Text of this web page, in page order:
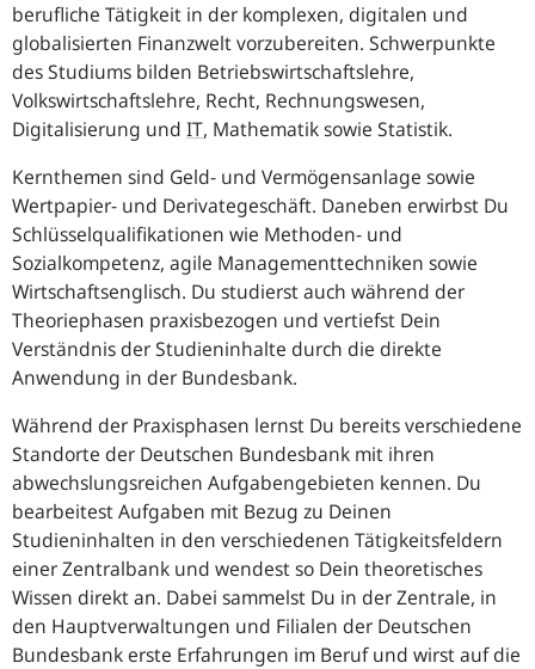
berufliche Tätigkeit in der komplexen, digitalen und
globalisierten Finanzwelt vorzubereiten. Schwerpunkte
des Studiums bilden Betriebswirtschaftslehre,
Volkswirtschaftslehre, Recht, Rechnungswesen,
Digitalisierung und IT, Mathematik sowie Statistik.
Kernthemen sind Geld- und Vermögensanlage sowie
Wertpapier- und Derivategeschäft. Daneben erwirbst Du
Schlüsselqualifikationen wie Methoden- und
Sozialkompetenz, agile Managementtechniken sowie
Wirtschaftsenglisch. Du studierst auch während der
Theoriephasen praxisbezogen und vertiefst Dein
Verständnis der Studieninhalte durch die direkte
Anwendung in der Bundesbank.
Während der Praxisphasen lernst Du bereits verschiedene
Standorte der Deutschen Bundesbank mit ihren
abwechslungsreichen Aufgabengebieten kennen. Du
bearbeitest Aufgaben mit Bezug zu Deinen
Studieninhalten in den verschiedenen Tätigkeitsfeldern
einer Zentralbank und wendest so Dein theoretisches
Wissen direkt an. Dabei sammelst Du in der Zentrale, in
den Hauptverwaltungen und Filialen der Deutschen
Bundesbank erste Erfahrungen im Beruf und wirst auf die